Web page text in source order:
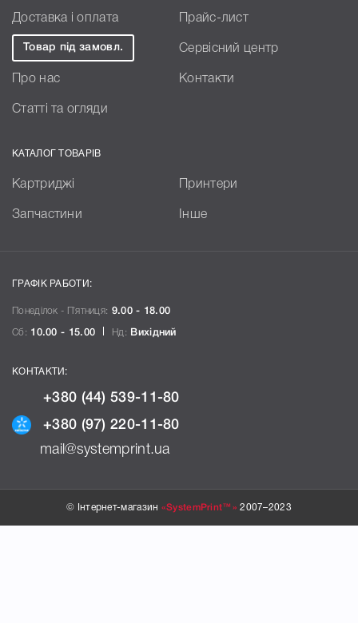
Доставка і оплата Прайс-лист
Товар під замовл. Сервісний центр
Про нас Контакти
Статті та огляди
КАТАЛОГ ТОВАРІВ
Картриджі Принтери
Запчастини Інше
ГРАФІК РАБОТИ:
Понеділок - П`ятниця: 9.00 - 18.00
Сб: 10.00 - 15.00 Нд: Вихідний
КОНТАКТИ:
+380 (44) 539-11-80
+380 (97) 220-11-80
mail@systemprint.ua
© Інтернет-магазин «SystemPrint™» 2007–2023